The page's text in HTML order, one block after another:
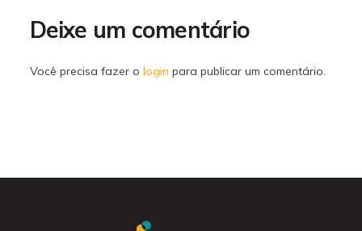
Deixe um comentário
Você precisa fazer o login para publicar um comentário.